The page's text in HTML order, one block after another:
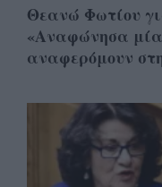
Θεανώ Φωτίου
«Αναφώνησα
αναφερόμουν